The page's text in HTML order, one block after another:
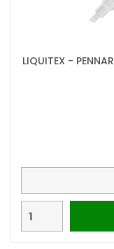
LIQUITEX -